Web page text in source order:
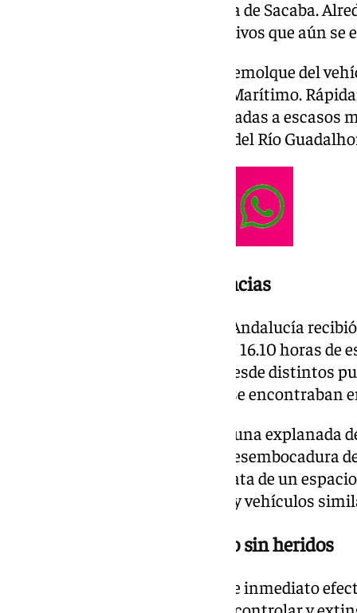
caravana en la playa malagueña de Sacaba.
vehículo salió ardiendo por motivos que aún
Las llamas se originaron en el remolque del
descampado próximo al Paseo Marítimo.
varias palmeras de la zona, situadas a
Mar, junto a la desembocadura del Río
Aviso al Servicio de Emergencias
El Servicio de Emergencias 112 Andalucía
alertando del incendio sobre las 16.10 horas de
una columna de humo visible desde distintos
alarma entre las personas que se encontraban
El lugar exacto del incidente es una
del Paseo Marítimo, junto a la desembocadura
un restaurante de la zona. Se trata de un
estacionamiento de caravanas y vehículos
Un suceso que se ha saldado sin heridos
Hasta el lugar se desplazaron de inmediato